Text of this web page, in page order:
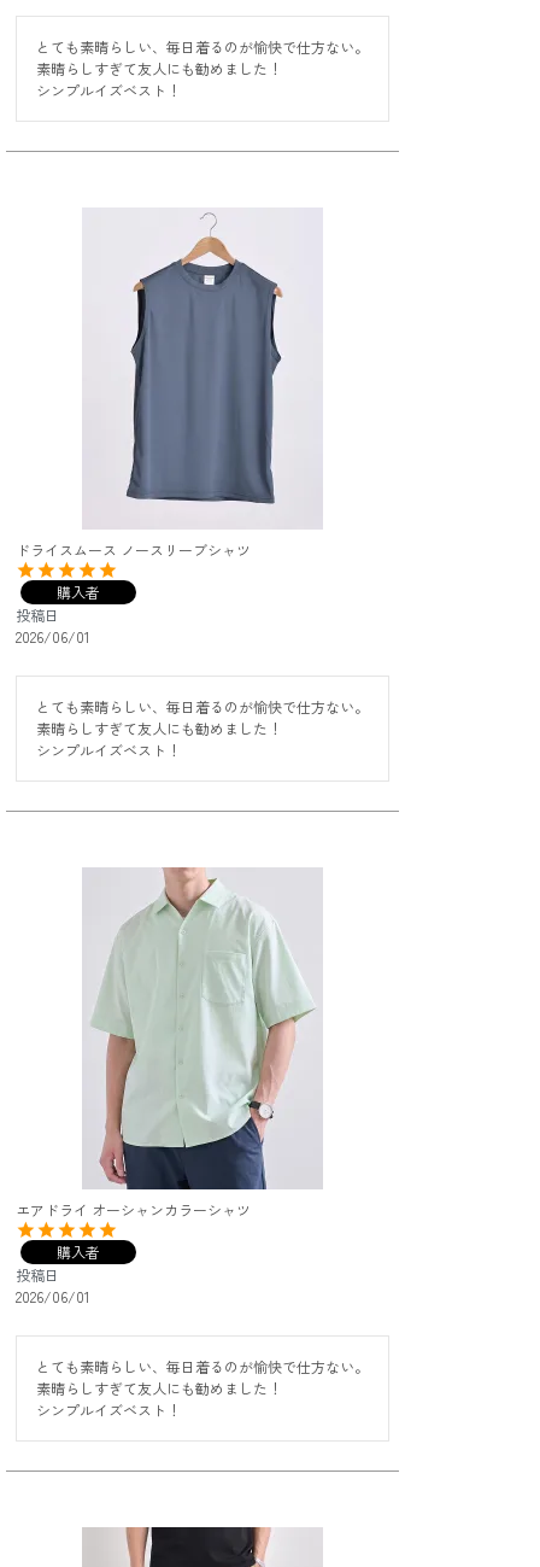
とても素晴らしい、毎日着るのが愉快で仕方ない。
素晴らしすぎて友人にも勧めました！
シンプルイズベスト！
ドライスムース ノースリーブシャツ
購入者
投稿日
2026/06/01
とても素晴らしい、毎日着るのが愉快で仕方ない。
素晴らしすぎて友人にも勧めました！
シンプルイズベスト！
エアドライ オーシャンカラーシャツ
購入者
投稿日
2026/06/01
とても素晴らしい、毎日着るのが愉快で仕方ない。
素晴らしすぎて友人にも勧めました！
シンプルイズベスト！